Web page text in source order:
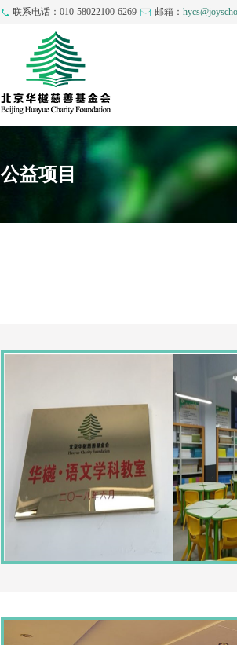
联系电话：010-58022100-6269 邮箱：
公益项目